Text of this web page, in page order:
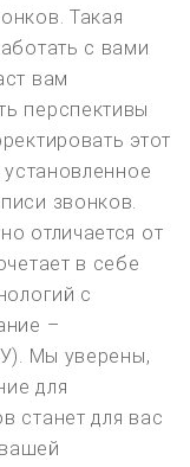
Такая
с вами
вам
перспективы
этот
звонков.
отличается от
в себе
с
–
Мы уверены,
для
станет для вас